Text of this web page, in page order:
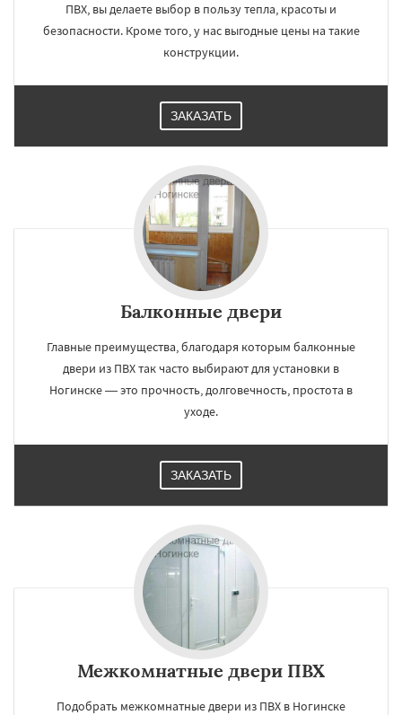
ПВХ, вы делаете выбор в пользу тепла, красоты и
безопасности. Кроме того, у нас выгодные цены на такие
конструкции.
ЗАКАЗАТЬ
Балконные двери
Главные преимущества, благодаря которым балконные
двери из ПВХ так часто выбирают для установки в
Ногинске — это прочность, долговечность, простота в
уходе.
ЗАКАЗАТЬ
Межкомнатные двери ПВХ
Подобрать межкомнатные двери из ПВХ в Ногинске